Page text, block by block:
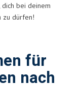
bei deinem
zu dürfen!
für
nach